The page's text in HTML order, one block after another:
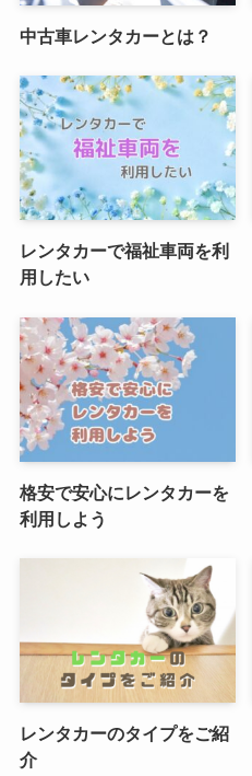
中古車レンタカーとは？
レンタカーで福祉車両を利
用したい
格安で安心にレンタカーを
利用しよう
レンタカーのタイプをご紹
介